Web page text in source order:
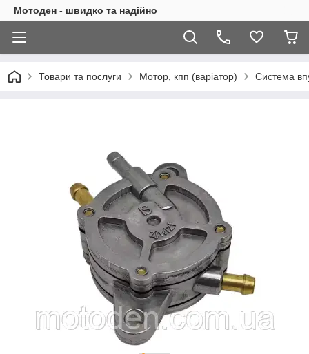
Мотоден - швидко та надійно
Товари та послуги Мотор, кпп (варіатор) Система